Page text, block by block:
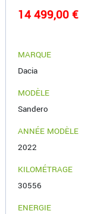
14 499,00 €
MARQUE
Dacia
MODÈLE
Sandero
ANNÉE MODÈLE
2022
KILOMÉTRAGE
30556
ENERGIE